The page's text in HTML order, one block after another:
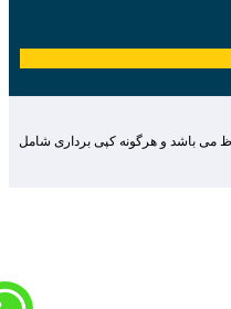
باشد و هرگونه کپی برداری شامل